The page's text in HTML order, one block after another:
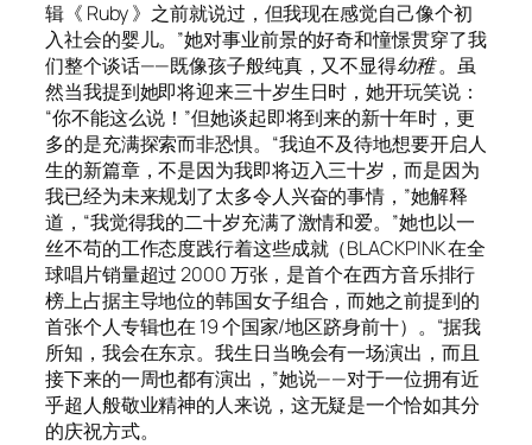
辑《 Ruby》之前就说过，但我现在感觉自己像个初
入社会的婴儿。”她对事业前景的好奇和憧憬贯穿了我
们整个谈话——既像孩子般纯真，又不显得幼稚。虽
然当我提到她即将迎来三十岁生日时，她开玩笑说：
“你不能这么说！”但她谈起即将到来的新十年时，更
多的是充满探索而非恐惧。“我迫不及待地想要开启人
生的新篇章，不是因为我即将迈入三十岁，而是因为
我已经为未来规划了太多令人兴奋的事情，”她解释
道，“我觉得我的二十岁充满了激情和爱。”她也以一
丝不苟的工作态度践行着这些成就（BLACKPINK 在全
球唱片销量超过 2000 万张，是首个在西方音乐排行
榜上占据主导地位的韩国女子组合，而她之前提到的
首张个人专辑也在 19 个国家/地区跻身前十）。“据我
所知，我会在东京。我生日当晚会有一场演出，而且
接下来的一周也都有演出，”她说——对于一位拥有近
乎超人般敬业精神的人来说，这无疑是一个恰如其分
的庆祝方式。